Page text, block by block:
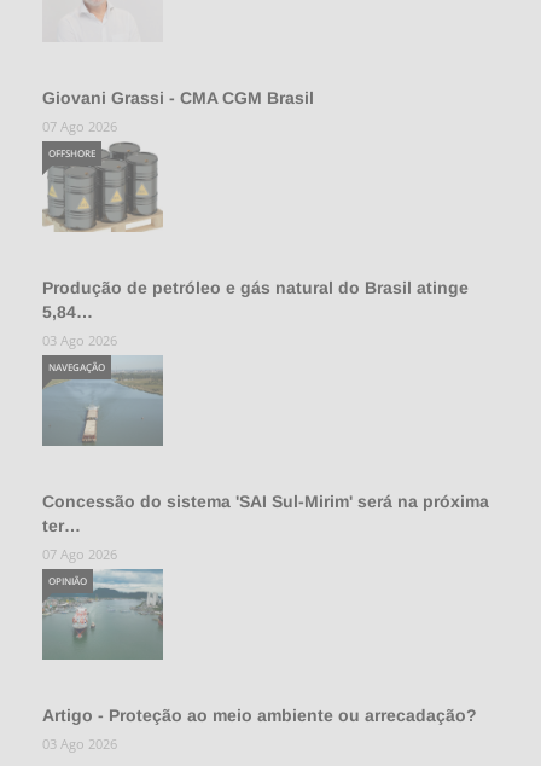
Giovani Grassi - CMA CGM Brasil
07 Ago 2026
Produção de petróleo e gás natural do Brasil atinge
5,84…
OFFSHORE
03 Ago 2026
Concessão do sistema 'SAI Sul-Mirim' será na próxima
ter…
NAVEGAÇÃO
07 Ago 2026
Artigo - Proteção ao meio ambiente ou arrecadação?
OPINIÃO
03 Ago 2026